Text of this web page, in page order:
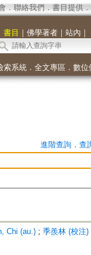
． 聯絡我們 ． 書目提供．
書目 ｜ 佛學著者｜ 站內 ｜
索系統． 全文專區 ． 數位
進階查詢． 查
Chi (au.); 季羨林 (校注)